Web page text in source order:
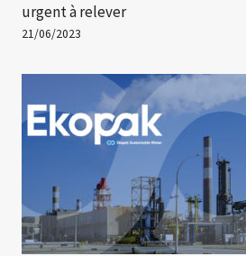
urgent à relever
21/06/2023